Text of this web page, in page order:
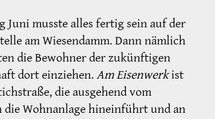
Juni musste alles fertig sein auf der
am Wiesendamm. Dann nämlich
die Bewohner der zukünftigen
dort einziehen.Am Eisenwerkist
die ausgehend vom
die Wohnanlage hineinführt und an